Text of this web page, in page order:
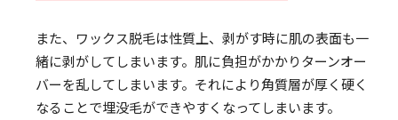
また、ワックス脱毛は性質上、剥がす時に肌の表面も一
緒に剥がしてしまいます。肌に負担がかかりターンオー
バーを乱してしまいます。それにより角質層が厚く硬く
なることで埋没毛ができやすくなってしまいます。